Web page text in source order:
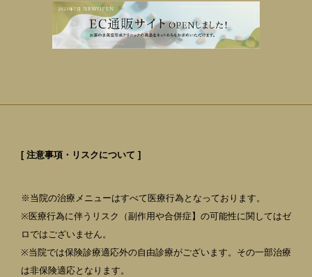
[ 注意事項・リスクについて ]
※当院の治療メニューはすべて医療行為となっております。
※医療行為に伴うリスク（副作用や合併症】の可能性に関してはゼ
ロではございません。
※当院では保険診療適応外の自由診療がございます。その一部治療
は非保険適応となります。